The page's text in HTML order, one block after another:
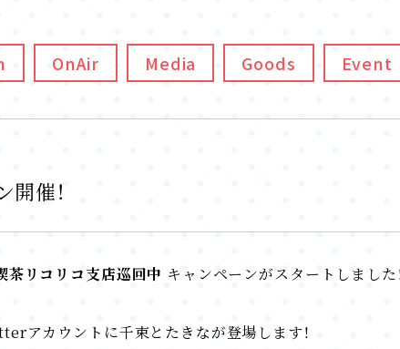
OnAir Media Goods Event
催！
茶リコリコ支店巡回中 キャンペーンがスタートしました
アカウントに千束とたきなが登場します！